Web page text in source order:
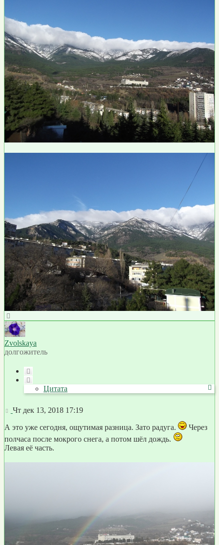
к
началу
Zvolskaya
долгожитель
Цитата
Сообщение
Чт дек 13, 2018 17:19
А это уже сегодня, ощутимая разница. Зато радуга.
Через
полчаса после мокрого снега, а потом шёл дождь.
Левая её часть.